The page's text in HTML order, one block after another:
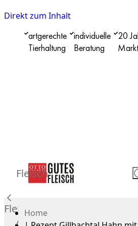
Direkt zum Inhalt
artgerechte
Tierhaltung
individuelle
Beratung
20
Fleisch
Fleisch
Alle
Home